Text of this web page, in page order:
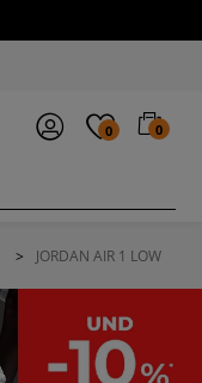
0 0
> JORDAN AIR 1 LOW